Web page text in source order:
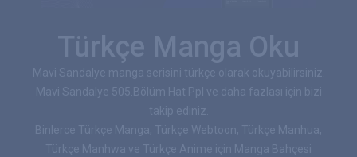
Türkçe Manga Oku
Mavi Sandalye manga serisini türkçe olarak okuyabilirsiniz.
Mavi Sandalye 505.Bölüm Hat Ppl ve daha fazlası için bizi
takip ediniz.
Binlerce Türkçe Manga, Türkçe Webtoon, Türkçe Manhua,
Türkçe Manhwa ve Türkçe Anime için Manga Bahçesi